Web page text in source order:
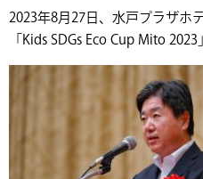
2023年8月27日、水戸プラザホ
「Kids SDGs Eco Cup Mito